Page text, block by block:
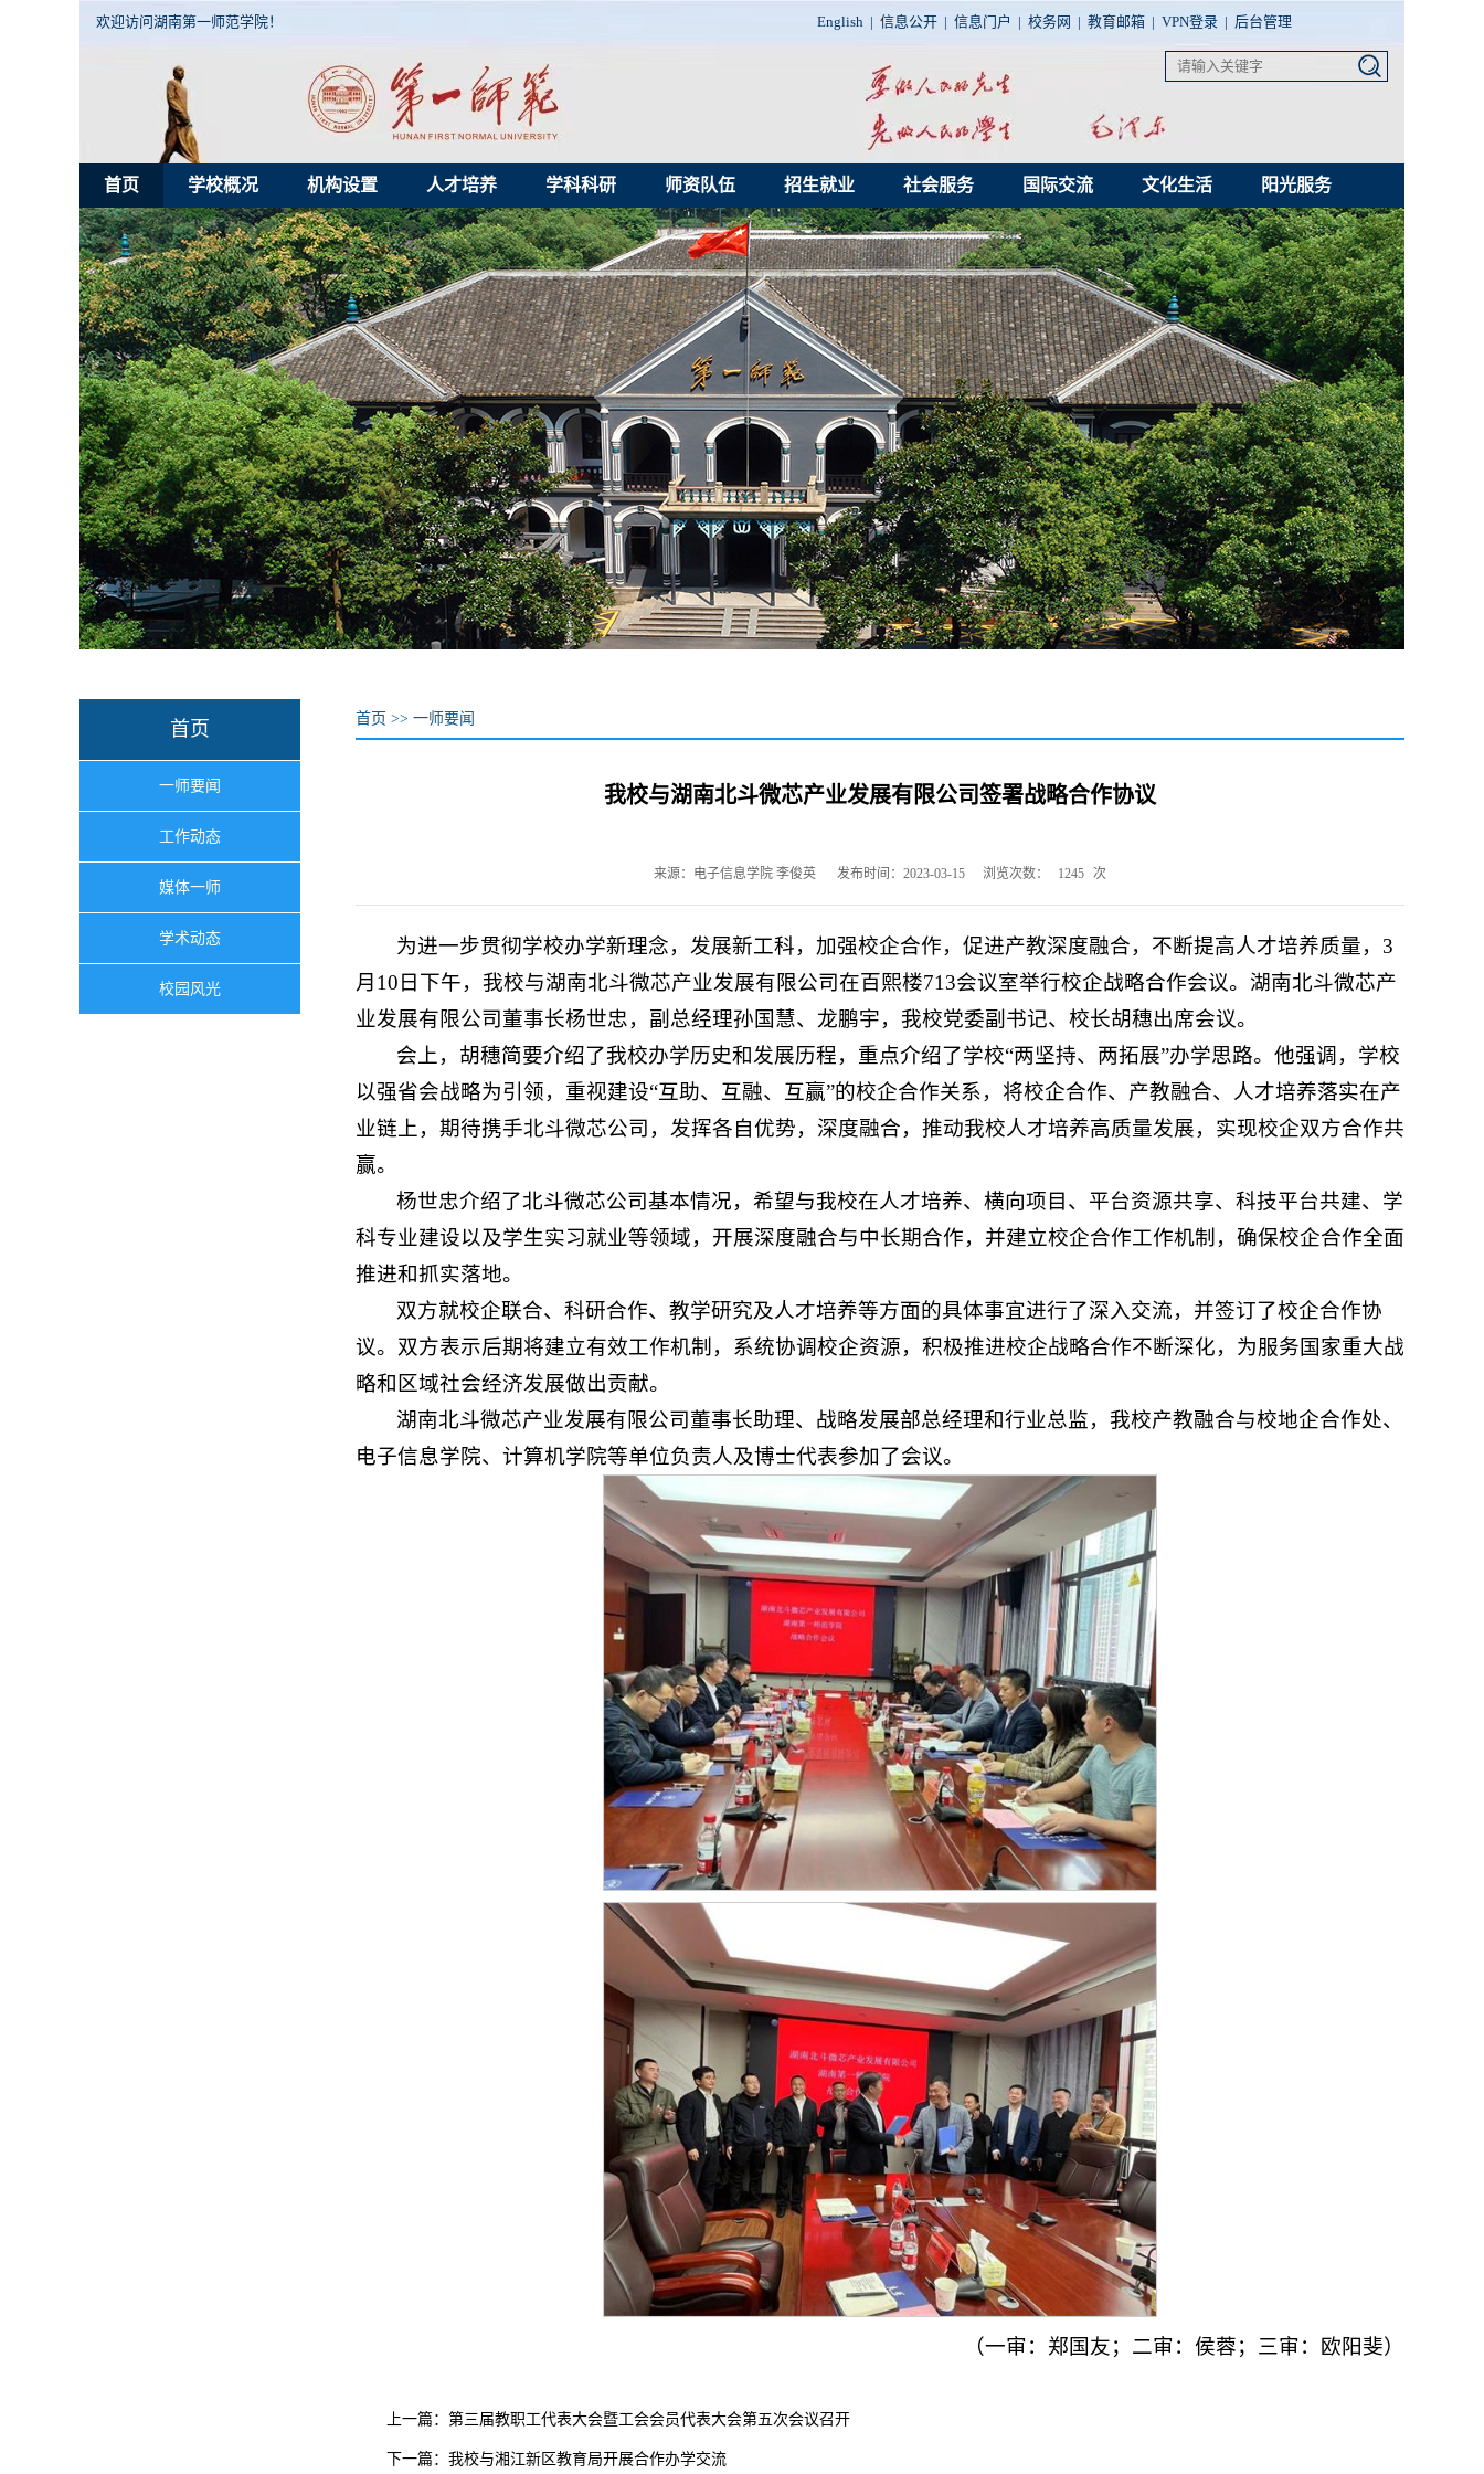
欢迎访问湖南第一师范学院！ English | 信息公开 | 信息门户 | 校务网 | 教育邮箱 | VPN登录 | 后台管理
首页 学校概况 机构设置 人才培养 学科科研 师资队伍 招生就业 社会服务 国际交流 文化生活 阳光服务
首页
一师要闻
工作动态
媒体一师
学术动态
校园风光
首页 >> 一师要闻
我校与湖南北斗微芯产业发展有限公司签署战略合作协议
来源：电子信息学院 李俊英 发布时间：2023-03-15 浏览次数： 1245 次
为进一步贯彻学校办学新理念，发展新工科，加强校企合作，促进产教深度融合，不断提高人才培养质量，3
月10日下午，我校与湖南北斗微芯产业发展有限公司在百熙楼713会议室举行校企战略合作会议。湖南北斗微芯产
业发展有限公司董事长杨世忠，副总经理孙国慧、龙鹏宇，我校党委副书记、校长胡穗出席会议。
会上，胡穗简要介绍了我校办学历史和发展历程，重点介绍了学校“两坚持、两拓展”办学思路。他强调，学校
以强省会战略为引领，重视建设“互助、互融、互赢”的校企合作关系，将校企合作、产教融合、人才培养落实在产
业链上，期待携手北斗微芯公司，发挥各自优势，深度融合，推动我校人才培养高质量发展，实现校企双方合作共
赢。
杨世忠介绍了北斗微芯公司基本情况，希望与我校在人才培养、横向项目、平台资源共享、科技平台共建、学
科专业建设以及学生实习就业等领域，开展深度融合与中长期合作，并建立校企合作工作机制，确保校企合作全面
推进和抓实落地。
双方就校企联合、科研合作、教学研究及人才培养等方面的具体事宜进行了深入交流，并签订了校企合作协
议。双方表示后期将建立有效工作机制，系统协调校企资源，积极推进校企战略合作不断深化，为服务国家重大战
略和区域社会经济发展做出贡献。
湖南北斗微芯产业发展有限公司董事长助理、战略发展部总经理和行业总监，我校产教融合与校地企合作处、
电子信息学院、计算机学院等单位负责人及博士代表参加了会议。
（一审：郑国友；二审：侯蓉；三审：欧阳斐）
上一篇： 第三届教职工代表大会暨工会会员代表大会第五次会议召开
下一篇： 我校与湘江新区教育局开展合作办学交流